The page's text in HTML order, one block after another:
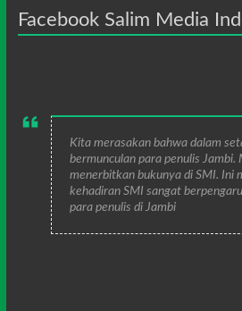
Facebook Salim Media
Kita merasakan bahwa dalam
bermunculan para penulis
menerbitkan bukunya di SMI. Ini
kehadiran SMI sangat
para penulis di Jambi